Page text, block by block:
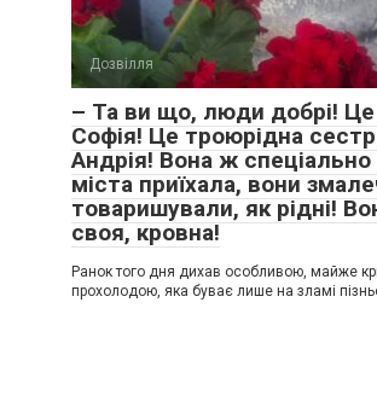
Дозвілля
– Та ви що, люди добрі!
Софія! Це троюрідна
Андрія! Вона ж спеціально
міста приїхала, вони
товаришували, як рідні!
своя, кровна!
Ранок того дня дихав особливою, майже
прохолодою, яка буває лише на зламі